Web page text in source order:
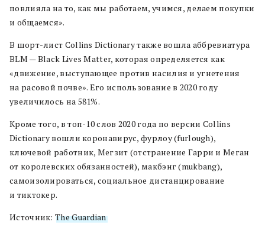
повлияла на то, как мы работаем, учимся, делаем покупки
и общаемся».
В шорт-лист Collins Dictionary также вошла аббревиатура
BLM — Black Lives Matter, которая определяется как
«движение, выступающее против насилия и угнетения
на расовой почве». Его использование в 2020 году
увеличилось на 581%.
Кроме того, в топ-10 слов 2020 года по версии Collins
Dictionary вошли коронавирус, фурлоу (furlough),
ключевой работник, Мегзит (отстранение Гарри и Меган
от королевских обязанностей), макбэнг (mukbang),
самоизолироваться, социальное дистанцирование
и тиктокер.
Источник: The Guardian